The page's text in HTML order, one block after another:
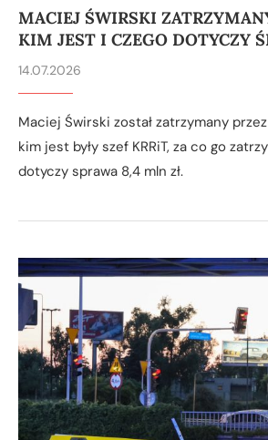
MACIEJ ŚWIRSKI
KIM JEST I CZEGO DOTYCZY
14.07.2026
Maciej Świrski został zatrzymany
kim jest były szef KRRiT, za co go
dotyczy sprawa 8,4 mln zł.